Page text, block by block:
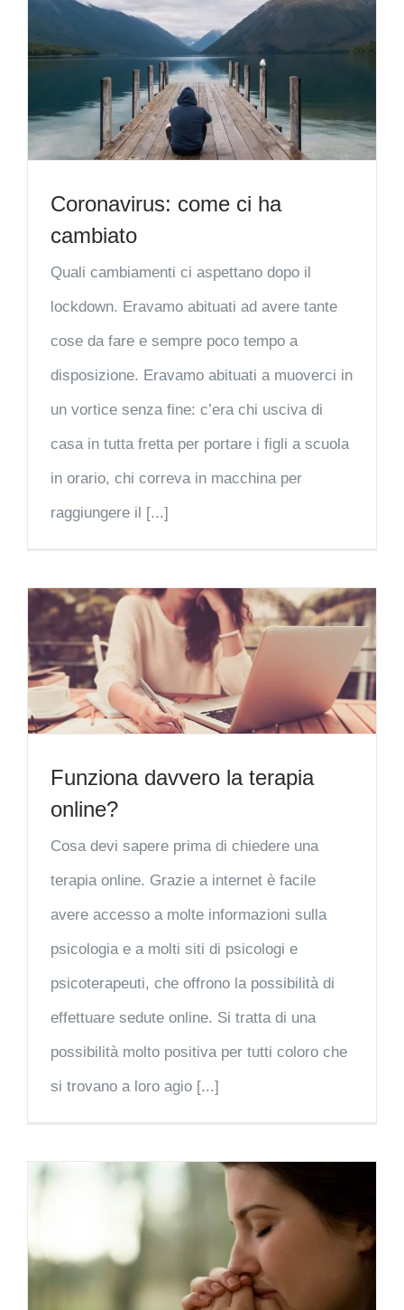
Coronavirus: come ci ha
cambiato
Quali cambiamenti ci aspettano dopo il
lockdown. Eravamo abituati ad avere tante
cose da fare e sempre poco tempo a
disposizione. Eravamo abituati a muoverci in
un vortice senza fine: c’era chi usciva di
casa in tutta fretta per portare i figli a scuola
in orario, chi correva in macchina per
raggiungere il [...]
Funziona davvero la terapia
online?
Cosa devi sapere prima di chiedere una
terapia online. Grazie a internet è facile
avere accesso a molte informazioni sulla
psicologia e a molti siti di psicologi e
psicoterapeuti, che offrono la possibilità di
effettuare sedute online. Si tratta di una
possibilità molto positiva per tutti coloro che
si trovano a loro agio [...]